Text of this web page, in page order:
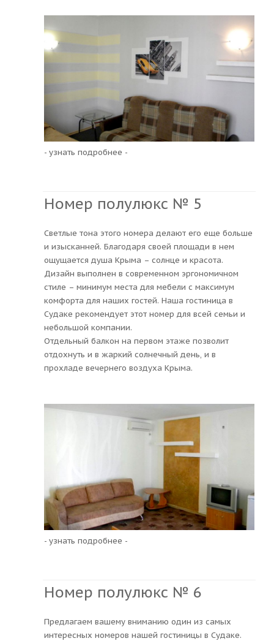
- узнать подробнее -
Номер полулюкс № 5
Светлые тона этого номера делают его еще больше
и изысканней. Благодаря своей площади в нем
ощущается душа Крыма – солнце и красота.
Дизайн выполнен в современном эргономичном
стиле – минимум места для мебели с максимум
комфорта для наших гостей. Наша гостиница в
Судаке рекомендует этот номер для всей семьи и
небольшой компании.
Отдельный балкон на первом этаже позволит
отдохнуть и в жаркий солнечный день, и в
прохладе вечернего воздуха Крыма.
- узнать подробнее -
Номер полулюкс № 6
Предлагаем вашему вниманию один из самых
интересных номеров нашей гостиницы в Судаке.